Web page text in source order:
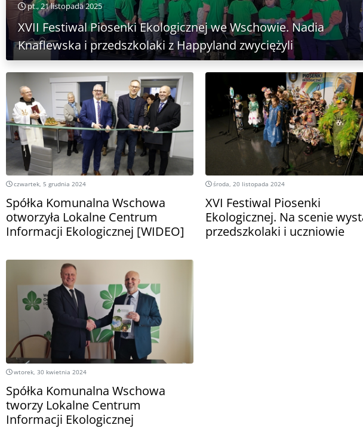
pt., 21 listopada 2025
XVII Festiwal Piosenki Ekologicznej we Wschowie. Nadia
Knaflewska i przedszkolaki z Happyland zwyciężyli
czwartek, 5 grudnia 2024
Spółka Komunalna Wschowa
otworzyła Lokalne Centrum
Informacji Ekologicznej [WIDEO]
środa, 20 listopada 2024
XVI Festiwal Piosenki
Ekologicznej. Na scenie
przedszkolaki i uczniowie
wtorek, 30 kwietnia 2024
Spółka Komunalna Wschowa
tworzy Lokalne Centrum
Informacji Ekologicznej